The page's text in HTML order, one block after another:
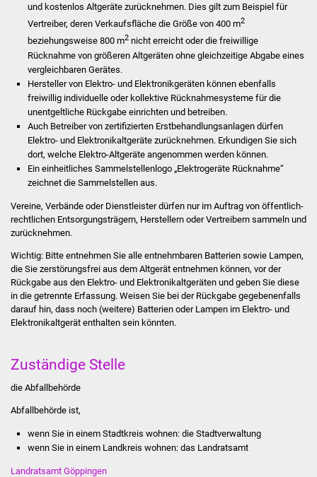
Sanierung Bizethalle
Ortsentwicklung
Presse
Bürger & Service
Was erledige ich wo
Lebenslagen
Formulare
Bürgerinfos
Bildung
Volkshochschule
und kostenlos Altgeräte zurücknehmen. Dies gilt zum Beispiel für
Vertreiber, deren Verkaufsfläche die Größe von 400 m2
beziehungsweise 800 m2 nicht erreicht oder die freiwillige
Rücknahme von größeren Altgeräten ohne gleichzeitige Abgabe eines
vergleichbaren Gerätes.
Hersteller von Elektro- und Elektronikgeräten können ebenfalls
freiwillig individuelle oder kollektive Rücknahmesysteme für die
unentgeltliche Rückgabe einrichten und betreiben.
Auch Betreiber von zertifizierten Erstbehandlungsanlagen dürfen
Elektro- und Elektronikaltgeräte zurücknehmen. Erkundigen Sie sich
dort, welche Elektro-Altgeräte angenommen werden können.
Ein einheitliches Sammelstellenlogo „Elektrogeräte Rücknahme“
zeichnet die Sammelstellen aus.
Vereine, Verbände oder Dienstleister dürfen nur im Auftrag von öffentlich-
rechtlichen Entsorgungsträgern, Herstellern oder Vertreibern sammeln und
zurücknehmen.
Wichtig: Bitte entnehmen Sie alle entnehmbaren Batterien sowie Lampen,
die Sie zerstörungsfrei aus dem Altgerät entnehmen können, vor der
Rückgabe aus den Elektro- und Elektronikaltgeräten und geben Sie diese
in die getrennte Erfassung. Weisen Sie bei der Rückgabe gegebenenfalls
darauf hin, dass noch (weitere) Batterien oder Lampen im Elektro- und
Elektronikaltgerät enthalten sein könnten.
Zuständige Stelle
die Abfallbehörde
Abfallbehörde ist,
wenn Sie in einem Stadtkreis wohnen: die Stadtverwaltung
wenn Sie in einem Landkreis wohnen: das Landratsamt
Landratsamt Göppingen